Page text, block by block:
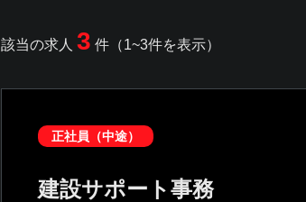
該当の求人 3 件（1~3件を表示）
正社員（中途）
建設サポート事務